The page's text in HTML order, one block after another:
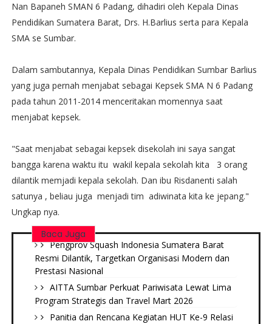
Nan Bapaneh SMAN 6 Padang, dihadiri oleh Kepala Dinas
Pendidikan Sumatera Barat, Drs. H.Barlius serta para Kepala
SMA se Sumbar.
Dalam sambutannya, Kepala Dinas Pendidikan Sumbar Barlius
yang juga pernah menjabat sebagai Kepsek SMA N 6 Padang
pada tahun 2011-2014 menceritakan momennya saat
menjabat kepsek.
"Saat menjabat sebagai kepsek disekolah ini saya sangat
bangga karena waktu itu wakil kepala sekolah kita 3 orang
dilantik memjadi kepala sekolah. Dan ibu Risdanenti salah
satunya , beliau juga menjadi tim adiwinata kita ke jepang."
Ungkap nya.
Baca Juga
Pengprov Squash Indonesia Sumatera Barat
Resmi Dilantik, Targetkan Organisasi Modern dan
Prestasi Nasional
AITTA Sumbar Perkuat Pariwisata Lewat Lima
Program Strategis dan Travel Mart 2026
Panitia dan Rencana Kegiatan HUT Ke-9 Relasi